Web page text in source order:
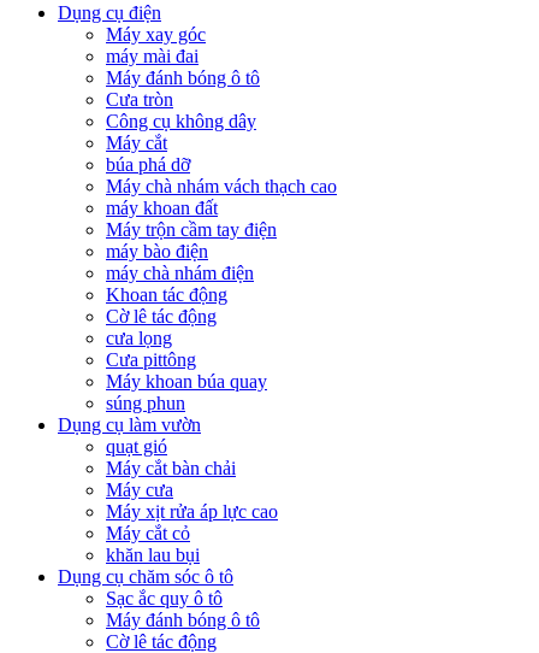
Dụng cụ điện
Máy xay góc
máy mài đai
Máy đánh bóng ô tô
Cưa tròn
Công cụ không dây
Máy cắt
búa phá dỡ
Máy chà nhám vách thạch cao
máy khoan đất
Máy trộn cầm tay điện
máy bào điện
máy chà nhám điện
Khoan tác động
Cờ lê tác động
cưa lọng
Cưa pittông
Máy khoan búa quay
súng phun
Dụng cụ làm vườn
quạt gió
Máy cắt bàn chải
Máy cưa
Máy xịt rửa áp lực cao
Máy cắt cỏ
khăn lau bụi
Dụng cụ chăm sóc ô tô
Sạc ắc quy ô tô
Máy đánh bóng ô tô
Cờ lê tác động